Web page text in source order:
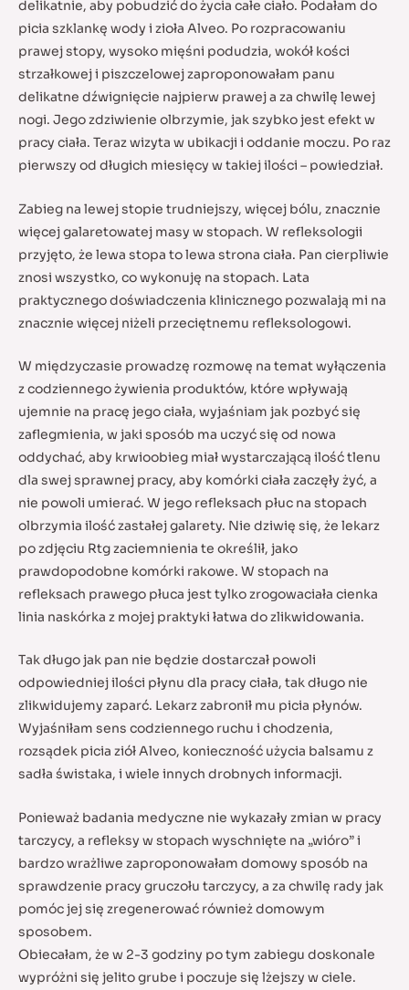
delikatnie, aby pobudzić do życia całe ciało. Podałam do
picia szklankę wody i zioła Alveo. Po rozpracowaniu
prawej stopy, wysoko mięśni podudzia, wokół kości
strzałkowej i piszczelowej zaproponowałam panu
delikatne dźwignięcie najpierw prawej a za chwilę lewej
nogi. Jego zdziwienie olbrzymie, jak szybko jest efekt w
pracy ciała. Teraz wizyta w ubikacji i oddanie moczu. Po raz
pierwszy od długich miesięcy w takiej ilości – powiedział.
Zabieg na lewej stopie trudniejszy, więcej bólu, znacznie
więcej galaretowatej masy w stopach. W refleksologii
przyjęto, że lewa stopa to lewa strona ciała. Pan cierpliwie
znosi wszystko, co wykonuję na stopach. Lata
praktycznego doświadczenia klinicznego pozwalają mi na
znacznie więcej niżeli przeciętnemu refleksologowi.
W międzyczasie prowadzę rozmowę na temat wyłączenia
z codziennego żywienia produktów, które wpływają
ujemnie na pracę jego ciała, wyjaśniam jak pozbyć się
zaflegmienia, w jaki sposób ma uczyć się od nowa
oddychać, aby krwioobieg miał wystarczającą ilość tlenu
dla swej sprawnej pracy, aby komórki ciała zaczęły żyć, a
nie powoli umierać. W jego refleksach płuc na stopach
olbrzymia ilość zastałej galarety. Nie dziwię się, że lekarz
po zdjęciu Rtg zaciemnienia te określił, jako
prawdopodobne komórki rakowe. W stopach na
refleksach prawego płuca jest tylko zrogowaciała cienka
linia naskórka z mojej praktyki łatwa do zlikwidowania.
Tak długo jak pan nie będzie dostarczał powoli
odpowiedniej ilości płynu dla pracy ciała, tak długo nie
zlikwidujemy zaparć. Lekarz zabronił mu picia płynów.
Wyjaśniłam sens codziennego ruchu i chodzenia,
rozsądek picia ziół Alveo, konieczność użycia balsamu z
sadła świstaka, i wiele innych drobnych informacji.
Ponieważ badania medyczne nie wykazały zmian w pracy
tarczycy, a refleksy w stopach wyschnięte na „wióro” i
bardzo wrażliwe zaproponowałam domowy sposób na
sprawdzenie pracy gruczołu tarczycy, a za chwilę rady jak
pomóc jej się zregenerować również domowym
sposobem.
Obiecałam, że w 2-3 godziny po tym zabiegu doskonale
wypróżni się jelito grube i poczuje się lżejszy w ciele.